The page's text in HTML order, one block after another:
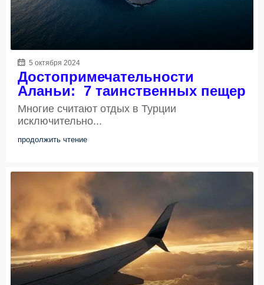
5 октября 2024
Достопримечательности
Аланьи: 7 таинственных пещер
Многие считают отдых в Турции
исключительно...
продолжить чтение